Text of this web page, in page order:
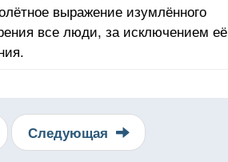
выражение изумлённого
все люди, за исключением её
Следующая